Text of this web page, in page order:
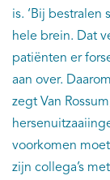
is. ‘Bij
hele brein. Dat
patiënten er
aan over.
zegt Van
voorkomen
zijn collega’s